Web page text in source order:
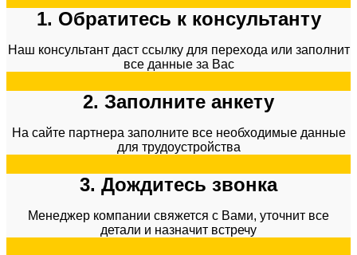
1. Обратитесь к консультанту
Наш консультант даст ссылку для перехода или заполнит
все данные за Вас
2. Заполните анкету
На сайте партнера заполните все необходимые данные
для трудоустройства
3. Дождитесь звонка
Менеджер компании свяжется с Вами, уточнит все
детали и назначит встречу